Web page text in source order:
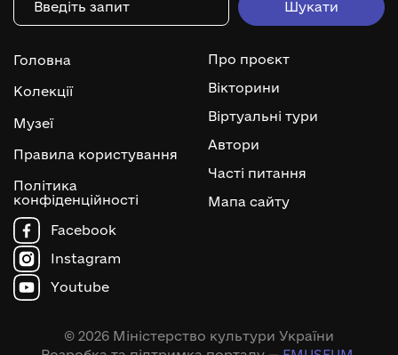
Головна
Колекції
Музеї
Правила користування
Політика
конфіденційності
Про проєкт
Вікторини
Віртуальні тури
Автори
Часті питання
Мапа сайту
Facebook
Instagram
Youtube
© 2026 Міністерство культури України